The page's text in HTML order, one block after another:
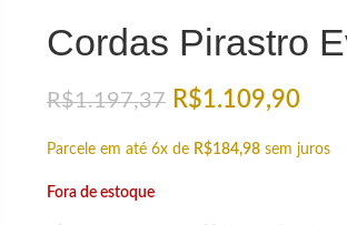
Cordas Pirastro
R$1.197,37 R$1.109,90
Parcele em até 6x de R$184,98 sem juros
Fora de estoque